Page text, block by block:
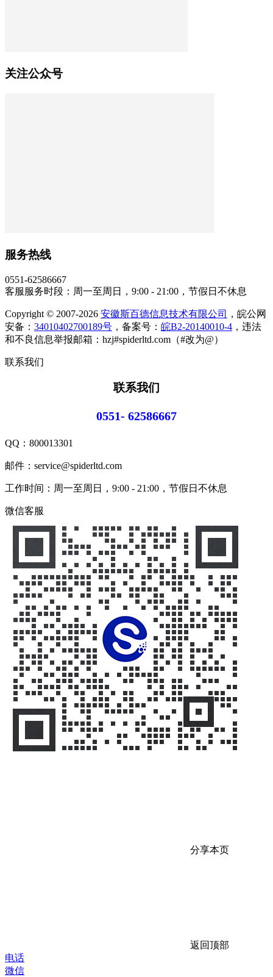
关注公众号
服务热线
0551-62586667
客服服务时段：周一至周日，9:00 - 21:00，节假日不休息
Copyright © 2007-2026 安徽斯百德信息技术有限公司
，皖公网
安备： 34010402700189号 ，备案号： 皖B2-20140010-4 ，违法
和不良信息举报邮箱：hzj#spiderltd.com（#改为@）
联系我们
联系我们
0551- 62586667
QQ： 800013301
邮件：service@spiderltd.com
工作时间：周一至周日，9:00 - 21:00，节假日不休息
微信客服
分享本页
返回顶部
电话
微信